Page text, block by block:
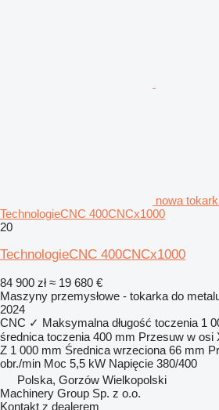
nowa
TechnologieCNC 400CNCx1000
20
TechnologieCNC 400CNCx1000
84 900 zł ≈ 19 680 €
Maszyny przemysłowe - tokarka do
2024
CNC ✓ Maksymalna długość toczenia 1
średnica toczenia 400 mm Przesuw w osi
Z 1 000 mm Średnica wrzeciona 66 mm
obr./min Moc 5,5 kW Napięcie 380/400
Polska, Gorzów Wielkopolski
Machinery Group Sp. z o.o.
Kontakt z dealerem